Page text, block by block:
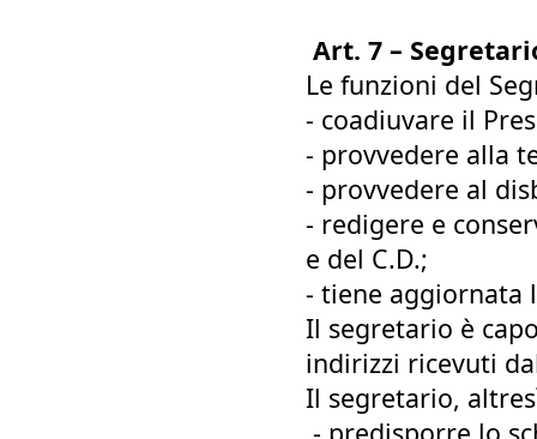
Art. 7 –
Le funzioni del
- coadiuvare il
- provvedere alla
- provvedere al
- redigere e
e del C.D.;
- tiene aggiornata
Il segretario è
indirizzi ricevuti
Il segretario,